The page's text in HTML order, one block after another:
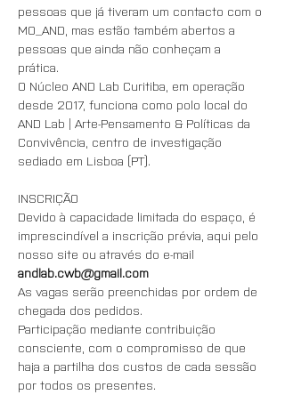
pessoas que já tiveram um contacto com o
MO_AND, mas estão também abertos a
pessoas que ainda não conheçam a
prática.
O Núcleo AND Lab Curitiba, em operação
desde 2017, funciona como polo local do
AND Lab | Arte-Pensamento & Políticas da
Convivência, centro de investigação
sediado em Lisboa (PT).
INSCRIÇÃO
Devido à capacidade limitada do espaço, é
imprescindível a inscrição prévia, aqui pelo
nosso site ou através do e-mail
andlab.cwb@gmail.com
As vagas serão preenchidas por ordem de
chegada dos pedidos.
Participação mediante contribuição
consciente, com o compromisso de que
haja a partilha dos custos de cada sessão
por todos os presentes.